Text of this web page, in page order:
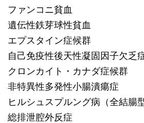
ファンコニ貧血
遺伝性鉄芽球性貧血
エプスタイン症候群
自己免疫性後天性凝固因子欠乏
クロンカイト・カナダ症候群
非特異性多発性小腸潰瘍症
ヒルシュスプルング病（全結腸
総排泄腔外反症